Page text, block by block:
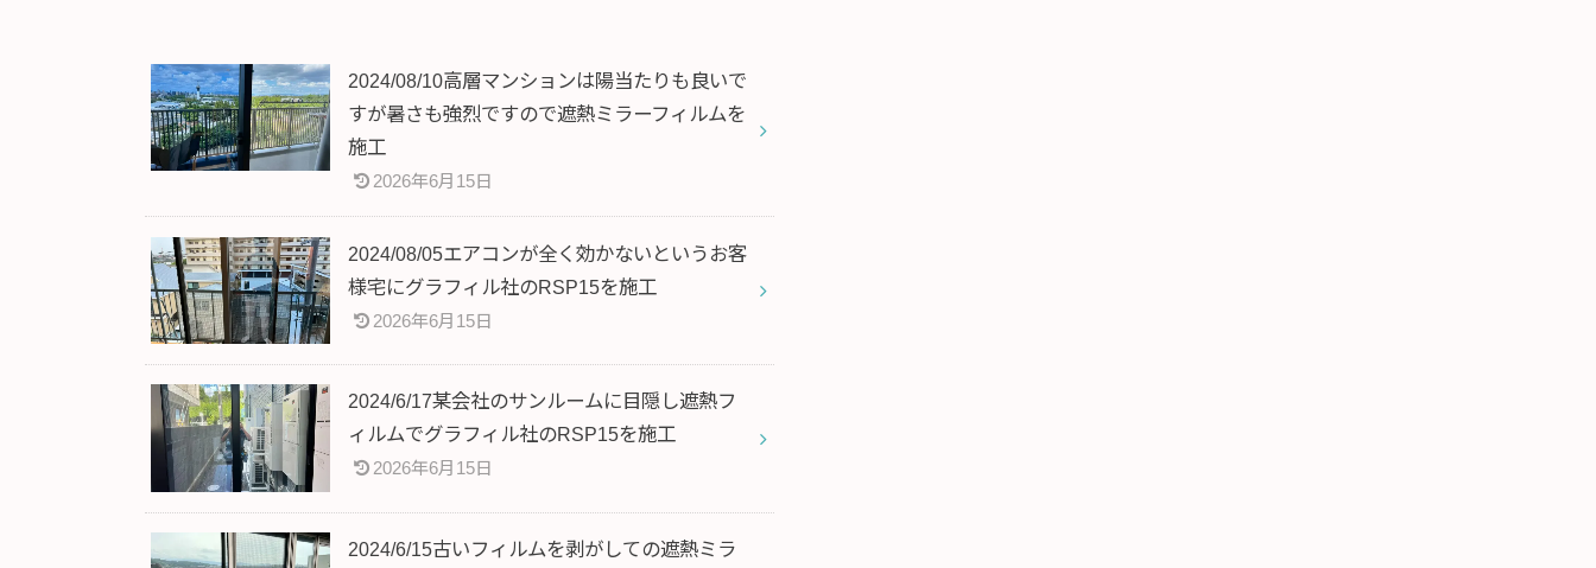
2024/08/10高層マンションは陽当たりも良いで
すが暑さも強烈ですので遮熱ミラーフィルムを
施工
2026年6月15日
2024/08/05エアコンが全く効かないというお客
様宅にグラフィル社のRSP15を施工
2026年6月15日
2024/6/17某会社のサンルームに目隠し遮熱フ
ィルムでグラフィル社のRSP15を施工
2026年6月15日
2024/6/15古いフィルムを剥がしての遮熱ミラ